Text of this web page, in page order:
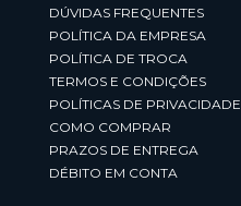
DÚVIDAS FREQUENTES
POLÍTICA DA EMPRESA
POLÍTICA DE TROCA
TERMOS E CONDIÇÕES
POLÍTICAS DE PRIVACIDADE
COMO COMPRAR
PRAZOS DE ENTREGA
DÉBITO EM CONTA